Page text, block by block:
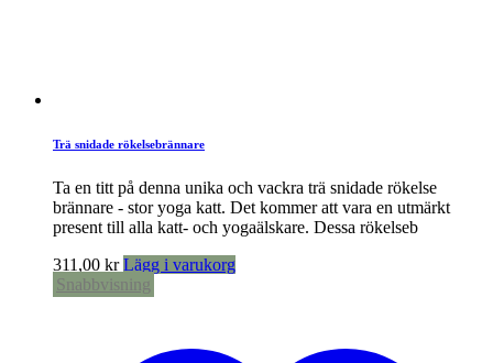
Trä snidade rökelsebrännare
Ta en titt på denna unika och vackra trä snidade rökelse
brännare - stor yoga katt. Det kommer att vara en utmärkt
present till alla katt- och yogaälskare. Dessa rökelseb
311,00 kr Lägg i varukorg
Snabbvisning